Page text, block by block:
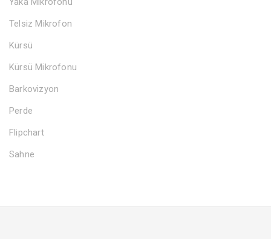
Telsiz Mikrofon
Kürsü
Kürsü Mikrofonu
Barkovizyon
Perde
Flipchart
Sahne